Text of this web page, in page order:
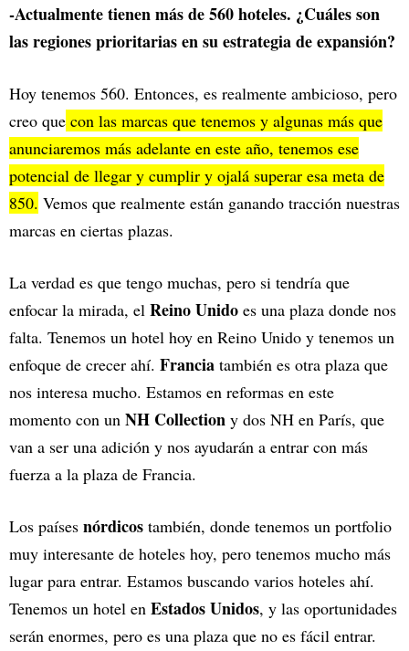
-Actualmente tienen más de 560 hoteles. ¿Cuáles son
las regiones prioritarias en su estrategia de expansión?
Hoy tenemos 560. Entonces, es realmente ambicioso, pero
creo que con las marcas que tenemos y algunas más que
anunciaremos más adelante en este año, tenemos ese
potencial de llegar y cumplir y ojalá superar esa meta de
850. Vemos que realmente están ganando tracción nuestras
marcas en ciertas plazas.
La verdad es que tengo muchas, pero si tendría que
enfocar la mirada, el Reino Unido es una plaza donde nos
falta. Tenemos un hotel hoy en Reino Unido y tenemos un
enfoque de crecer ahí. Francia también es otra plaza que
nos interesa mucho. Estamos en reformas en este
momento con un NH Collection y dos NH en París, que
van a ser una adición y nos ayudarán a entrar con más
fuerza a la plaza de Francia.
Los países nórdicos también, donde tenemos un portfolio
muy interesante de hoteles hoy, pero tenemos mucho más
lugar para entrar. Estamos buscando varios hoteles ahí.
Tenemos un hotel en Estados Unidos, y las oportunidades
serán enormes, pero es una plaza que no es fácil entrar.